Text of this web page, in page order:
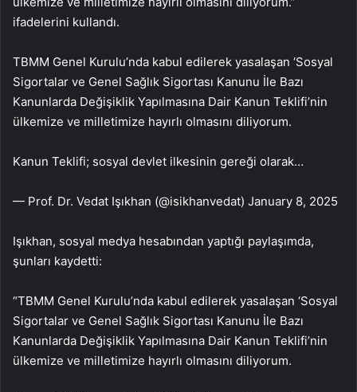
ifadelerini kullandı.
TBMM Genel Kurulu’nda kabul edilerek yasalaşan ‘Sosyal
Sigortalar ve Genel Sağlık Sigortası Kanunu İle Bazı
Kanunlarda Değişiklik Yapılmasına Dair Kanun Teklifi’nin
ülkemize ve milletimize hayırlı olmasını diliyorum.
Kanun Teklifi; sosyal devlet ilkesinin gereği olarak…
— Prof. Dr. Vedat Işıkhan (@isikhanvedat) January 8, 2025
Işıkhan, sosyal medya hesabından yaptığı paylaşımda,
şunları kaydetti:
“TBMM Genel Kurulu’nda kabul edilerek yasalaşan ‘Sosyal
Sigortalar ve Genel Sağlık Sigortası Kanunu İle Bazı
Kanunlarda Değişiklik Yapılmasına Dair Kanun Teklifi’nin
ülkemize ve milletimize hayırlı olmasını diliyorum.